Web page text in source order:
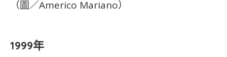
（圖／Americo Mariano）
1999年